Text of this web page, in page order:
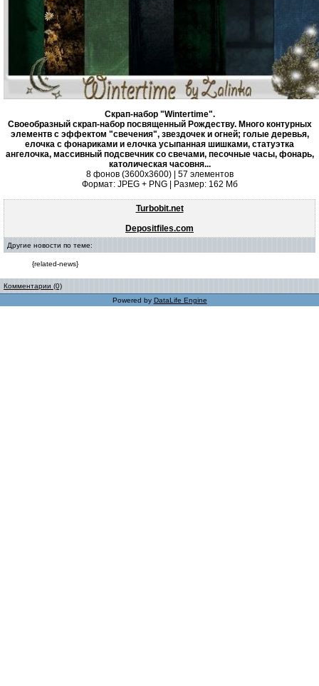
Скрап-набор "Wintertime".
Своеобразный скрап-набор посвященный Рождеству. Много контурных
элементв с эффектом "свечения", звездочек и огней; голые деревья,
елочка с фонариками и елочка усыпанная шишками, статуэтка
ангелочка, массивный подсвечник со свечами, песочные часы, фонарь,
католическая часовня...
8 фонов (3600х3600) | 57 элементов
Формат: JPEG + PNG | Размер: 162 Mб
Turbobit.net
Depositfiles.com
Другие новости по теме:
{related-news}
Комментарии (0)
Powered by DataLife Engine